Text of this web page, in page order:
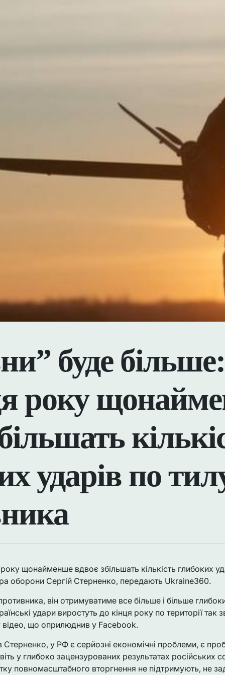
буде
року
ударів по
року щонайменше вдвоє збільшать кількість глибоких
оборони Сергій Стерненко, передають Ukraine360.
він отримуватиме все більше і більше
удари виростуть до кінця року по території так
відео, що оприлюднив у Facebook.
Стерненко, у РФ є серйозні економічні проблеми, є
у глибоко зацензурованих результатах російських
повномасштабного вторгнення не підтримують, не